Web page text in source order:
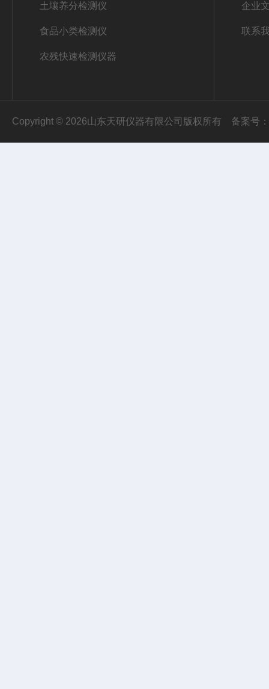
土壤养分检测仪
食品小类检测仪
农残快速检测仪器
企业
联系
Copyright © 2026山东天研仪器有限公司版权所有 备案号